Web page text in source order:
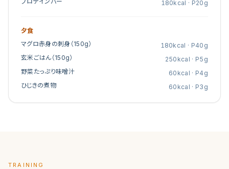
180kcal · P20 g
夕食
マグロ赤身の刺身（150g）
180kcal · P40 g
玄米ごはん（150g）
250 kcal · P5 g
野菜たっぷり味噌汁
60 kcal · P4 g
ひじきの煮物
60 kcal · P3 g
TRAINING